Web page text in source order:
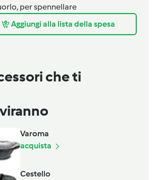
per spennellare
Aggiungi alla lista della spesa
che ti
Varoma
acquista
Cestello